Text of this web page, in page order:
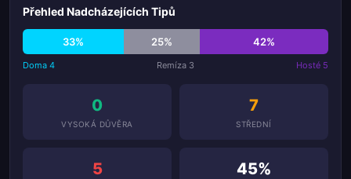
Přehled Nadcházejících Tipů
33% 25% 42%
Doma 4 Remíza 3 Hosté 5
0
VYSOKÁ DŮVĚRA
7
STŘEDNÍ
5 45%